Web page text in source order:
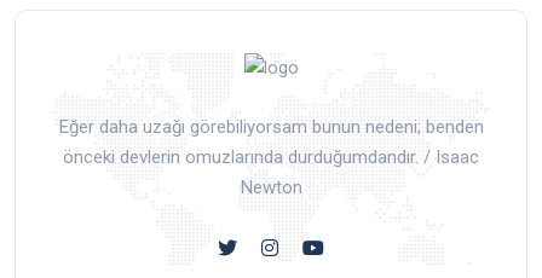
Eğer daha uzağı görebiliyorsam bunun nedeni; benden
önceki devlerin omuzlarında durduğumdandır. / Isaac
Newton